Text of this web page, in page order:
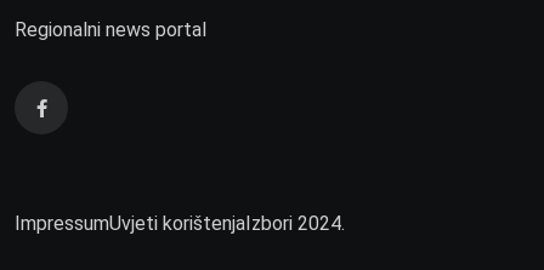
Regionalni news portal
ImpressumUvjeti korištenja Izbori 2024.